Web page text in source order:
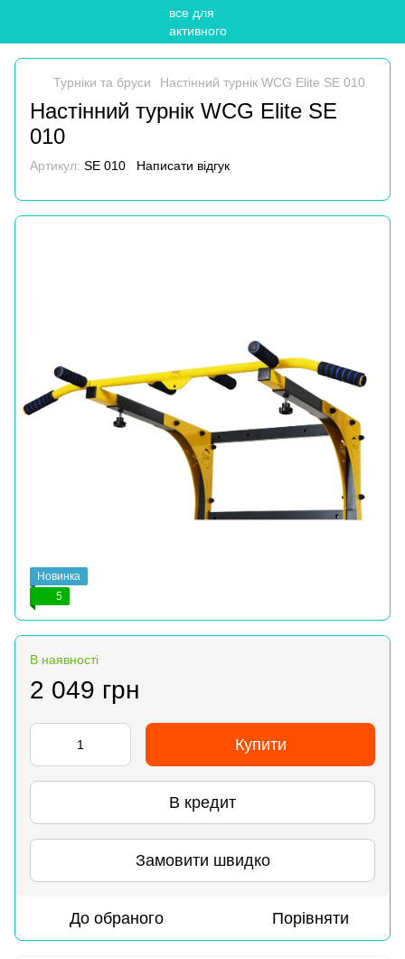
Турніки та бруси Настінний турнік WCG Elite SE 010
Настінний турнік WCG Elite SE
010
Артикул: SE 010 Написати відгук
Новинка
5
В наявності
2 049 грн
Купити
В кредит
Замовити швидко
До обраного Порівняти